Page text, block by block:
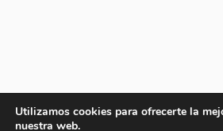
Utilizamos cookies para ofrecerte la
nuestra web.